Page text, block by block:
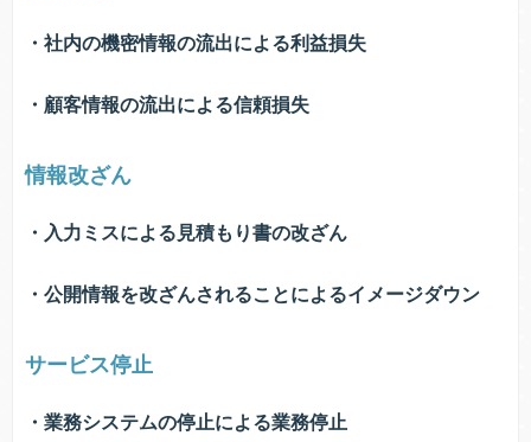
社内の機密情報の流出による利益損失
顧客情報の流出による信頼損失
情報改ざん
入力ミスによる見積もり書の改ざん
公開情報を改ざんされることによるイメージダウン
サービス停止
業務システムの停止による業務停止